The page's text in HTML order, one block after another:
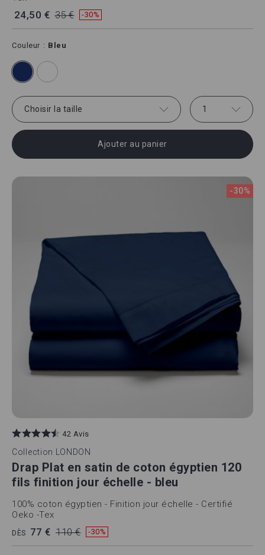
24,50 € 35 € -30%
Couleur Bleu
Choisir la taille 1
Ajouter au panier
-30%
42 Avis
Collection LONDON
Drap Plat en satin de coton égyptien 120
fils finition jour échelle - bleu
100% coton égyptien - Finition jour échelle - Certifié
Oeko -Tex
DÈS 77 € 110 € -30%